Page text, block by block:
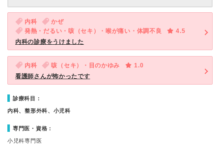
内科
かぜ
発熱・だるい・咳（セキ）・喉が痛い・体調不良
4.5
内科の診療をうけました
内科 咳（セキ）・目のかゆみ
1.0
看護師さんが怖かったです
診療科目：
内科、整形外科、小児科
専門医・資格：
小児科専門医